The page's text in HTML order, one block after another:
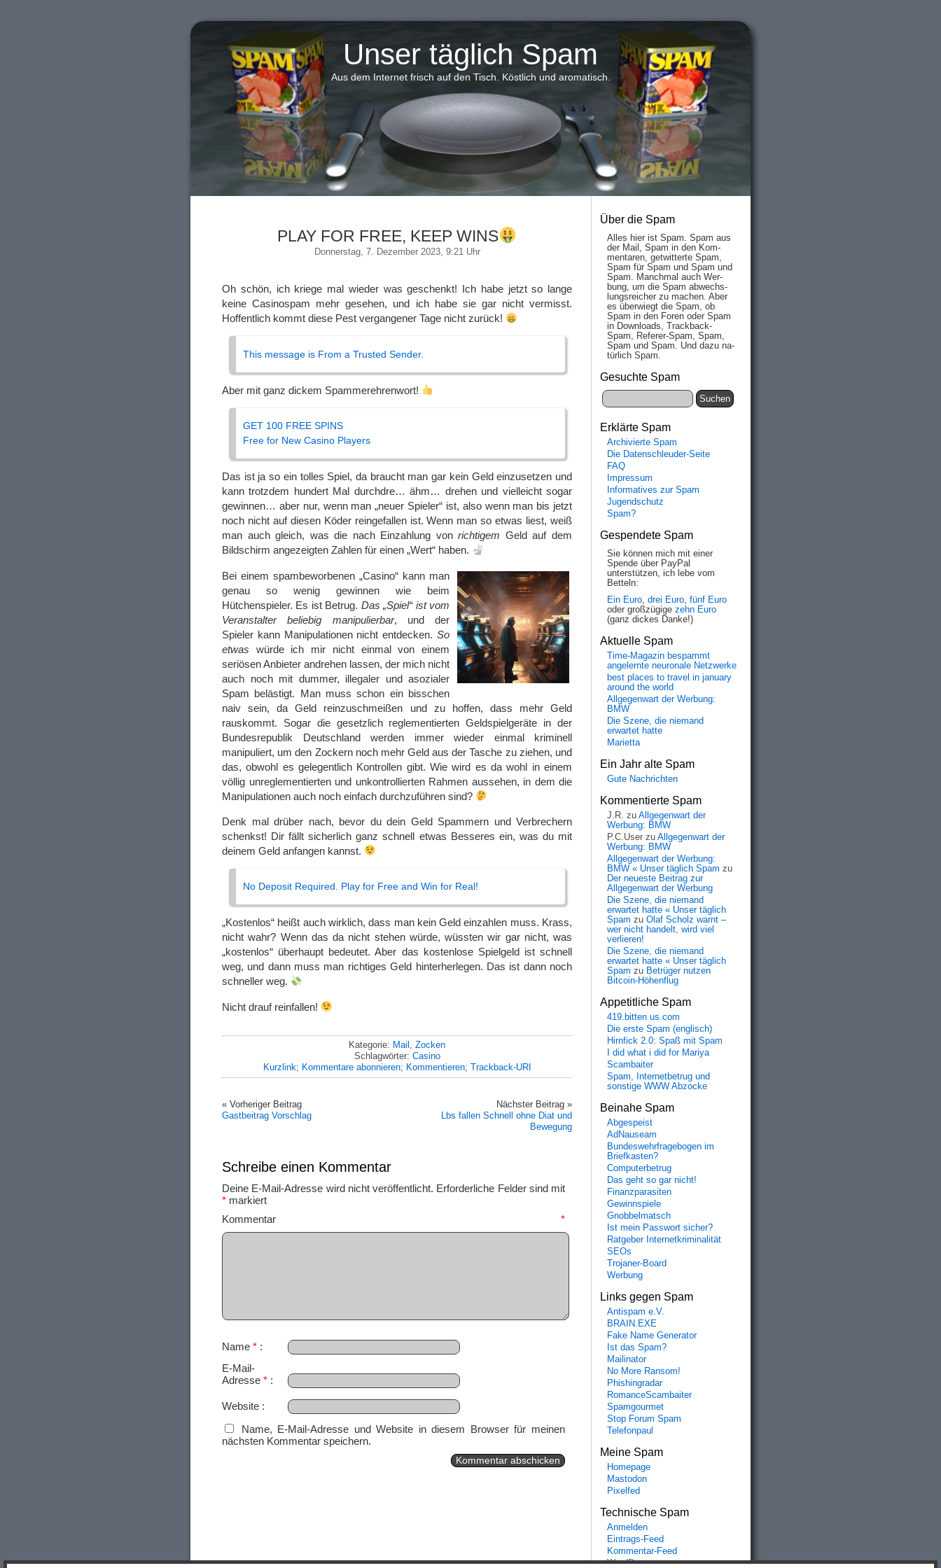
Unser täglich Spam
Aus dem Internet frisch auf den Tisch. Köstlich und aromatisch.
PLAY FOR FREE, KEEP WINS
Donnerstag, 7. Dezember 2023, 9:21 Uhr
Oh schön, ich kriege mal wieder was geschenkt! Ich habe jetzt so lange
keine Casinospam mehr gesehen, und ich habe sie gar nicht vermisst.
Hoffentlich kommt diese Pest vergangener Tage nicht zurück!
This message is From a Trusted Sender.
Aber mit ganz dickem Spammerehrenwort!
GET 100 FREE SPINS
Free for New Casino Players
Das ist ja so ein tolles Spiel, da braucht man gar kein Geld einzusetzen und
kann trotzdem hundert Mal durchdre… ähm… drehen und vielleicht sogar
gewinnen… aber nur, wenn man „neuer Spieler“ ist, also wenn man bis jetzt
noch nicht auf diesen Köder reingefallen ist. Wenn man so etwas liest, weiß
man auch gleich, was die nach Einzahlung vonrichtigem Geld auf dem
Bildschirm angezeigten Zahlen für einen „Wert“ haben.
Bei einem spambeworbenen „Casino“ kann man
genau so wenig gewinnen wie beim
Hütchenspieler. Es ist Betrug. Das „Spiel“ ist vom
Veranstalter beliebig manipulierbar, und der
Spieler kann Manipulationen nicht entdecken. So
etwas würde ich mir nicht einmal von einem
seriösen Anbieter andrehen lassen, der mich nicht
auch noch mit dummer, illegaler und asozialer
Spam belästigt. Man muss schon ein bisschen
naiv sein, da Geld reinzuschmeißen und zu hoffen, dass mehr Geld
rauskommt. Sogar die gesetzlich reglementierten Geldspielgeräte in der
Bundesrepublik Deutschland werden immer wieder einmal kriminell
manipuliert, um den Zockern noch mehr Geld aus der Tasche zu ziehen, und
das, obwohl es gelegentlich Kontrollen gibt. Wie wird es da wohl in einem
völlig unreglementierten und unkontrollierten Rahmen aussehen, in dem die
Manipulationen auch noch einfach durchzuführen sind?
Denk mal drüber nach, bevor du dein Geld Spammern und Verbrechern
schenkst! Dir fällt sicherlich ganz schnell etwas Besseres ein, was du mit
deinem Geld anfangen kannst.
No Deposit Required. Play for Free and Win for Real!
„Kostenlos“ heißt auch wirklich, dass man kein Geld einzahlen muss. Krass,
nicht wahr? Wenn das da nicht stehen würde, wüssten wir gar nicht, was
„kostenlos“ überhaupt bedeutet. Aber das kostenlose Spielgeld ist schnell
weg, und dann muss man richtiges Geld hinterherlegen. Das ist dann noch
schneller weg.
Nicht drauf reinfallen!
Kategorie: Mail Zocken
Schlagwörter: Casino
Kurzlink; Kommentare abonnieren; Kommentieren; Trackback-URI
« Vorheriger Beitrag
Gastbeitrag Vorschlag
Nächster Beitrag »
Lbs fallen Schnell ohne Diat und
Bewegung
Schreibe einen Kommentar
Deine E-Mail-Adresse wird nicht veröffentlicht. Erforderliche Felder sind mit
* markiert
Kommentar *
Name *
E-Mail-
Adresse *
Website
Name, E-Mail-Adresse und Website in diesem Browser für meinen
nächsten Kommentar speichern.
Über die Spam
Alles hier ist Spam. Spam aus
der Mail, Spam in den Kom­
men­taren, ge­twit­ter­te Spam,
Spam für Spam und Spam und
Spam. Manch­mal auch Wer­
bung, um die Spam ab­wechs­
lungs­reich­er zu mach­en. Aber
es über­wiegt die Spam, ob
Spam in den Fo­ren oder Spam
in Down­loads, Track­back-
Spam, Re­fe­rer-Spam, Spam,
Spam und Spam. Und da­zu na­
tür­lich Spam.
Gesuchte Spam
Erklärte Spam
Archivierte Spam
Die Datenschleuder-Seite
FAQ
Impressum
Informatives zur Spam
Jugendschutz
Spam?
Gespendete Spam
Sie können mich mit einer
Spende über PayPal
unterstützen, ich lebe vom
Betteln:
Ein Euro, drei Euro, fünf Euro
oder großzügige zehn Euro
(ganz dickes Danke!)
Aktuelle Spam
Time-Magazin bespammt
angelernte neuronale Netzwerke
best places to travel in january
around the world
Allgegenwart der Werbung:
BMW
Die Szene, die niemand
erwartet hatte
Marietta
Ein Jahr alte Spam
Gute Nachrichten
Kommentierte Spam
J.R. zu Allgegenwart der
Werbung: BMW
P.C.User zu Allgegenwart der
Werbung: BMW
Allgegenwart der Werbung:
BMW « Unser täglich Spam zu
Der neueste Beitrag zur
Allgegenwart der Werbung
Die Szene, die niemand
erwartet hatte « Unser täglich
Spam zu Olaf Scholz warnt –
wer nicht handelt, wird viel
verlieren!
Die Szene, die niemand
erwartet hatte « Unser täglich
Spam zu Betrüger nutzen
Bitcoin-Höhenflug
Appetitliche Spam
419.bitten us.com
Die erste Spam (englisch)
Hirnfick 2.0: Spaß mit Spam
I did what i did for Mariya
Scambaiter
Spam, Internetbetrug und
sonstige WWW Abzocke
Beinahe Spam
Abgespeist
AdNauseam
Bundeswehrfragebogen im
Briefkasten?
Computerbetrug
Das geht so gar nicht!
Finanzparasiten
Gewinnspiele
Gnobbelmatsch
Ist mein Passwort sicher?
Ratgeber Internetkriminalität
SEOs
Trojaner-Board
Werbung
Links gegen Spam
Antispam e.V.
BRAIN.EXE
Fake Name Generator
Ist das Spam?
Mailinator
No More Ransom!
Phishingradar
RomanceScambaiter
Spamgourmet
Stop Forum Spam
Telefonpaul
Meine Spam
Homepage
Mastodon
Pixelfed
Technische Spam
Anmelden
Eintrags-Feed
Kommentar-Feed
WordPress.org